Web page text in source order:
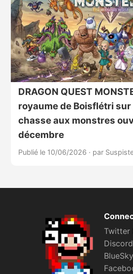
DRAGON QUEST
royaume de Boisflétri sur
chasse aux monstres
décembre
Publié le 10/06/2026 · par
Twitter
Discord
BlueSky